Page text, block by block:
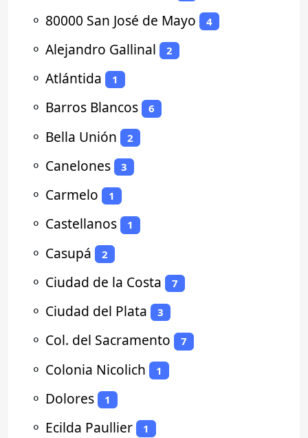
⚬ 80000 San José de Mayo 4
⚬ Alejandro Gallinal 2
⚬ Atlántida 1
⚬ Barros Blancos 6
⚬ Bella Unión 2
⚬ Canelones 3
⚬ Carmelo 1
⚬ Castellanos 1
⚬ Casupá 2
⚬ Ciudad de la Costa 7
⚬ Ciudad del Plata 3
⚬ Col. del Sacramento 7
⚬ Colonia Nicolich 1
⚬ Dolores 1
⚬ Ecilda Paullier 1